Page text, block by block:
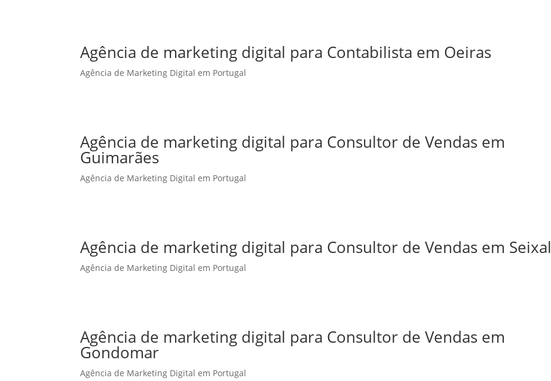
Agência de marketing digital para Contabilista em Oeiras
Agência de Marketing Digital em Portugal
Agência de marketing digital para Consultor de Vendas em
Guimarães
Agência de Marketing Digital em Portugal
Agência de marketing digital para Consultor de Vendas em Seixal
Agência de Marketing Digital em Portugal
Agência de marketing digital para Consultor de Vendas em
Gondomar
Agência de Marketing Digital em Portugal